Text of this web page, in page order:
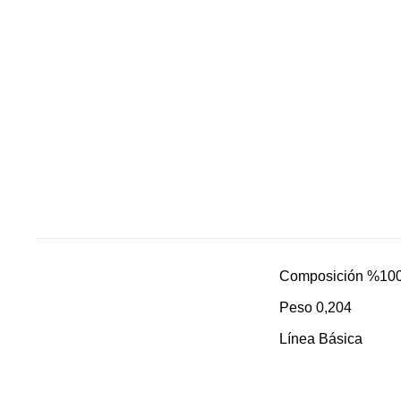
Composición
Peso 0,204
Línea Básica